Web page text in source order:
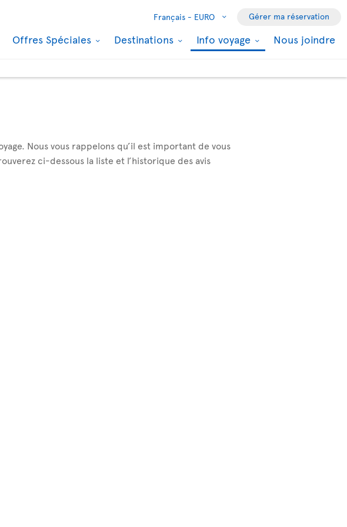
Français - EURO Gérer ma réservation
Offres Spéciales Destinations Info voyage Nous joindre
Nous vous rappelons qu’il est important de vous
ci-dessous la liste et l’historique des avis